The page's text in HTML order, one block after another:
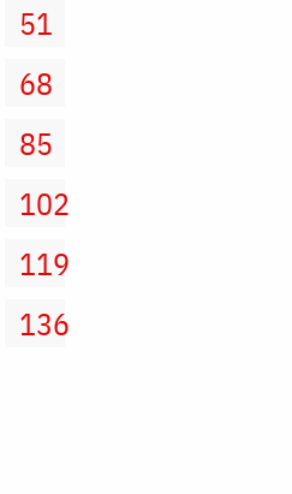
51
68
85
102
119
136